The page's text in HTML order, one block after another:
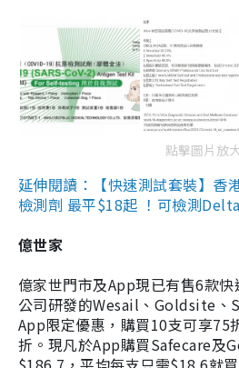
點擊圖片放
延伸閱讀：【快速測試套裝】香
檢測劑 最平$18起 ！可檢測
億世家
億家世門市及App現已有售6款
公司研發的Wesail、Goldsite、
App限定優惠，購買10支可享75
折。現凡於App購買Safecare及